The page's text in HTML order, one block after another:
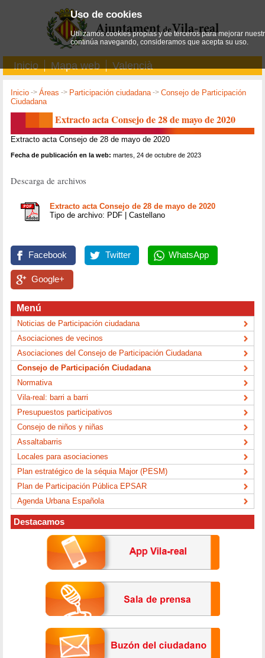
Inicio Mapa web Valencià
Inicio ->Áreas -> Participación ciudadana->Consejo de Participación
Ciudadana
Extracto acta Consejo de 28 de mayo de 2020
Extracto acta Consejo de 28 de mayo de 2020
Fecha de publicación en la web: martes, 24 de octubre de 2023
Descarga de archivos
Extracto acta Consejo de 28 de mayo de 2020
Tipo de archivo: PDF | Castellano
Facebook Twitter WhatsApp
Google+
Menú
Noticias de Participación ciudadana
Asociaciones de vecinos
Asociaciones del Consejo de Participación Ciudadana
Consejo de Participación Ciudadana
Normativa
Vila-real: barri a barri
Presupuestos participativos
Consejo de niños y niñas
Assaltabarris
Locales para asociaciones
Plan estratégico de la séquia Major (PESM)
Plan de Participación Pública EPSAR
Agenda Urbana Española
Destacamos
Uso de cookies
Utilizamos cookies propias y de terceros para mejorar
continúa navegando, consideramos que acepta su uso.